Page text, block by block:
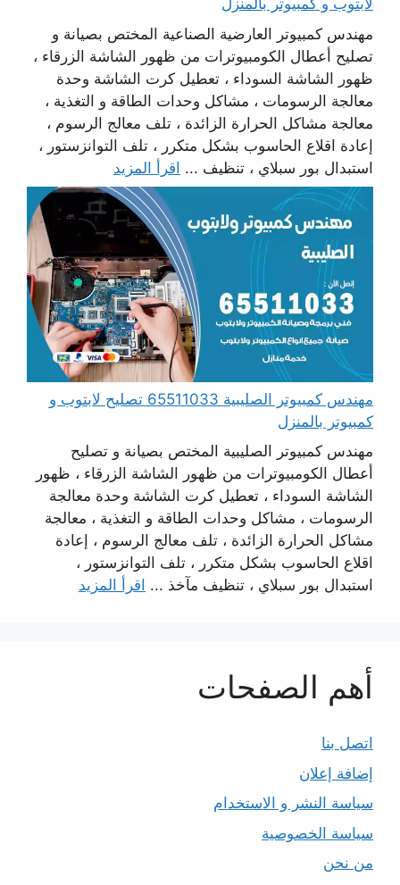
لابتوب و كمبيوتر بالمنزل
مهندس كمبيوتر العارضية الصناعية المختص بصيانة و
تصليح أعطال الكومبيوترات من ظهور الشاشة الزرقاء ،
ظهور الشاشة السوداء ، تعطيل كرت الشاشة وحدة
معالجة الرسومات ، مشاكل وحدات الطاقة و التغذية ،
معالجة مشاكل الحرارة الزائدة ، تلف معالج الرسوم ،
إعادة اقلاع الحاسوب بشكل متكرر ، تلف التوانزستور ،
استبدال بور سبلاي ، تنظيف ... اقرأ المزيد
مهندس كمبيوتر الصليبية 65511033 تصليح لابتوب و
كمبيوتر بالمنزل
مهندس كمبيوتر الصليبية المختص بصيانة و تصليح
أعطال الكومبيوترات من ظهور الشاشة الزرقاء ، ظهور
الشاشة السوداء ، تعطيل كرت الشاشة وحدة معالجة
الرسومات ، مشاكل وحدات الطاقة و التغذية ، معالجة
مشاكل الحرارة الزائدة ، تلف معالج الرسوم ، إعادة
اقلاع الحاسوب بشكل متكرر ، تلف التوانزستور ،
استبدال بور سبلاي ، تنظيف مآخذ ... اقرأ المزيد
أهم الصفحات
اتصل بنا
إضافة إعلان
سياسة النشر و الاستخدام
سياسة الخصوصية
من نحن